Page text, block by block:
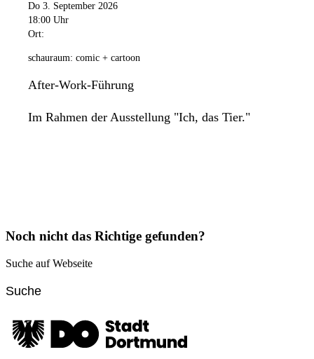
Do 3. September 2026
18:00 Uhr
Ort:
schauraum: comic + cartoon
After-Work-Führung
Im Rahmen der Ausstellung "Ich, das Tier."
Noch nicht das Richtige gefunden?
Suche auf Webseite